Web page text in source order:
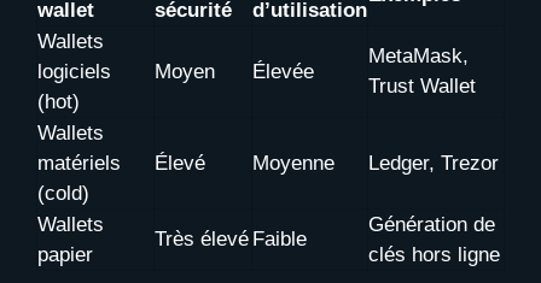
wallet
sécurité
d’utilisation
Wallets
logiciels
(hot)
Moyen Élevée
MetaMask,
Trust Wallet
Wallets
matériels
(cold)
Élevé Moyenne Ledger, Trezor
Wallets
papier
Très élevé Faible
Génération de
clés hors ligne